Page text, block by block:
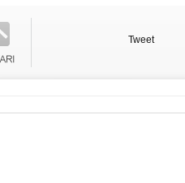
Tweet